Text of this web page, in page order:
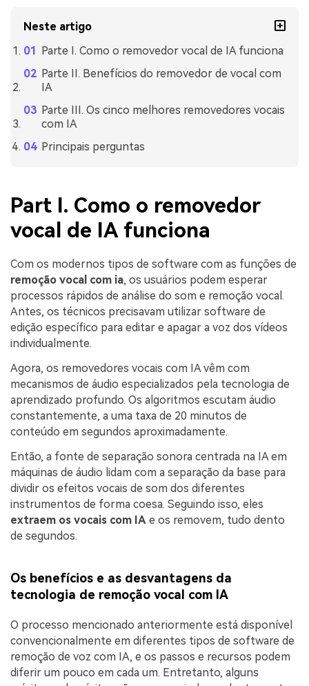
Neste artigo
Parte I. Como o removedor vocal de IA funciona
Parte II. Benefícios do removedor de vocal com
IA
Parte III. Os cinco melhores removedores vocais
com IA
Principais perguntas
Part I. Como o removedor
vocal de IA funciona
Com os modernos tipos de software com as funções de
remoção vocal com ia, os usuários podem esperar
processos rápidos de análise do som e remoção vocal.
Antes, os técnicos precisavam utilizar software de
edição específico para editar e apagar a voz dos vídeos
individualmente.
Agora, os removedores vocais com IA vêm com
mecanismos de áudio especializados pela tecnologia de
aprendizado profundo. Os algoritmos escutam áudio
constantemente, a uma taxa de 20 minutos de
conteúdo em segundos aproximadamente.
Então, a fonte de separação sonora centrada na IA em
máquinas de áudio lidam com a separação da base para
dividir os efeitos vocais de som dos diferentes
instrumentos de forma coesa. Seguindo isso, eles
extraem os vocais com IA e os removem, tudo dento
de segundos.
Os benefícios e as desvantagens da
tecnologia de remoção vocal com IA
O processo mencionado anteriormente está disponível
convencionalmente em diferentes tipos de software de
remoção de voz com IA, e os passos e recursos podem
diferir um pouco em cada um. Entretanto, alguns